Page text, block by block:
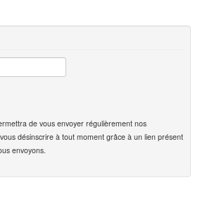
de vous envoyer régulièrement nos
désinscrire à tout moment grâce à un lien présent
envoyons.